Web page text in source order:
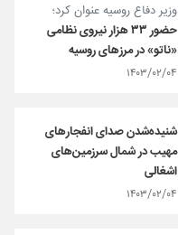
وزیر دفاع روسیه عنوان کرد؛
حضور ۳۳ هزار نیروی نظامی
«ناتو» در مرزهای روسیه
۱۴۰۳/۰۲/۰۴
شنیده‌شدن صدای انفجارهای
مهیب در شمال سرزمین‌های
اشغالی
۱۴۰۳/۰۲/۰۴